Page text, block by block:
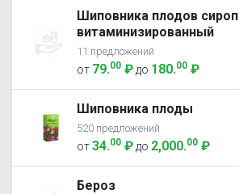
Шиповника плодов сироп
витаминизированный
11 предложений
от 79.00 ₽ до 180.00 ₽
Шиповника плоды
520 предложений
от34.00 ₽ до 2,000.00 ₽
Бероз